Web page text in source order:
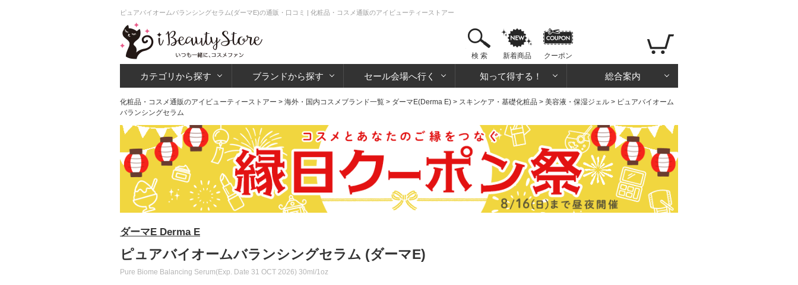
ピュアバイオームバランシングセラム(ダーマE)の通販・口コミ | 化粧品・コスメ通販のアイビューティーストアー
検 索 新着商品 クーポン
カテゴリから探す ブランドから探す セール会場へ行く 知って得する！ 総合案内
化粧品・コスメ通販のアイビューティーストアー > 海外・国内コスメブランド一覧 > ダーマE(Derma E) > スキンケア・基礎化粧品 > 美容液・保湿ジェル > ピュアバイオーム
バランシングセラム
ダーマE Derma E
ピュアバイオームバランシングセラム (ダーマE)
Pure Biome Balancing Serum(Exp. Date 31 OCT 2026) 30ml/1oz